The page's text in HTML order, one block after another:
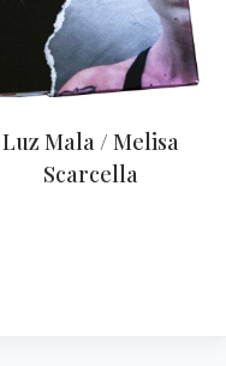
Luz Mala / Melisa
Scarcella